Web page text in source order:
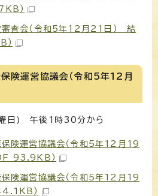
）
審査会（令和5年12月21日） 結
険運営協議会（令和5年12月
日) 午後1時30分から
険運営協議会（令和5年12月19
93.9KB）
険運営協議会（令和5年12月19
）